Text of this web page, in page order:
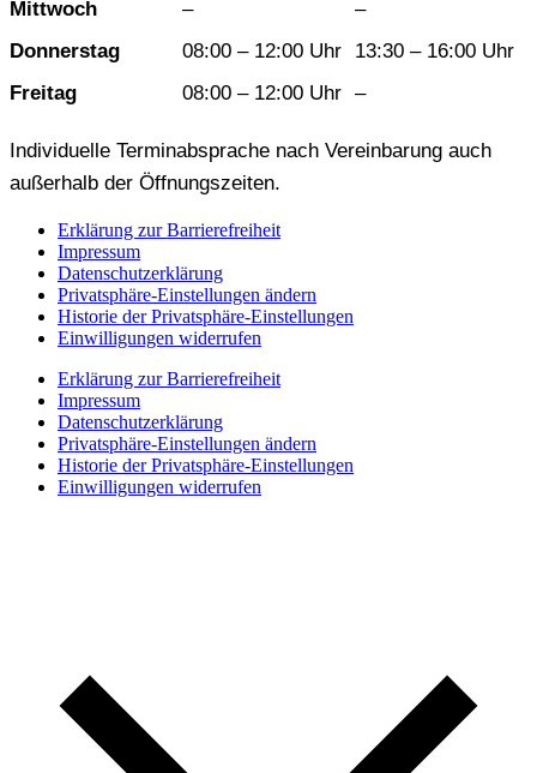
Mittwoch –
–
Donnerstag
08:00 – 12:00 Uhr
13:30 – 16:00 Uhr
Freitag
08:00 – 12:00 Uhr –
Individuelle Terminabsprache nach Vereinbarung auch
außerhalb der Öffnungszeiten.
Erklärung zur Barrierefreiheit
Impressum
Datenschutzerklärung
Privatsphäre-Einstellungen ändern
Historie der Privatsphäre-Einstellungen
Einwilligungen widerrufen
Erklärung zur Barrierefreiheit
Impressum
Datenschutzerklärung
Privatsphäre-Einstellungen ändern
Historie der Privatsphäre-Einstellungen
Einwilligungen widerrufen